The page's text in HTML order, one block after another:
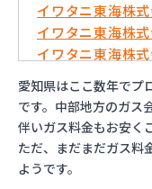
イワタニ東海株
イワタニ東海株
イワタニ東海株
イワタニ東海株
およべプロパン
ガスショップイ
ガステックサー
ガステックサー
愛知県はここ数年でプ
です。中部地方のガス
伴いガス料金もお安く
ただ、まだまだガス料
ようです。